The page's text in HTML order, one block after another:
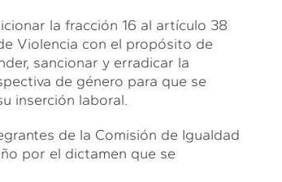
la fracción 16 al artículo 38
Violencia con el propósito de
sancionar y erradicar la
de género para que se
inserción laboral.
de la Comisión de Igualdad
por el dictamen que se